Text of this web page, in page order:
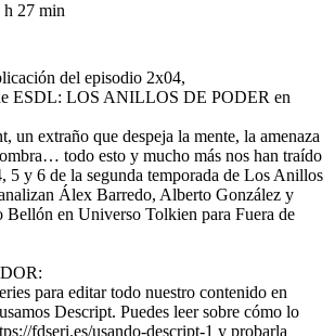
h 27 min
del episodio 2x04,
ESDL: LOS ANILLOS DE PODER en
un extraño que despeja la mente, la amenaza
todo esto y mucho más nos han traído
5 y 6 de la segunda temporada de Los Anillos
Álex Barredo, Alberto González y
Bellón en Universo Tolkien para Fuera de
para editar todo nuestro contenido en
Descript. Puedes leer sobre cómo lo
fdseri.es/usando-descript-1 y probarla